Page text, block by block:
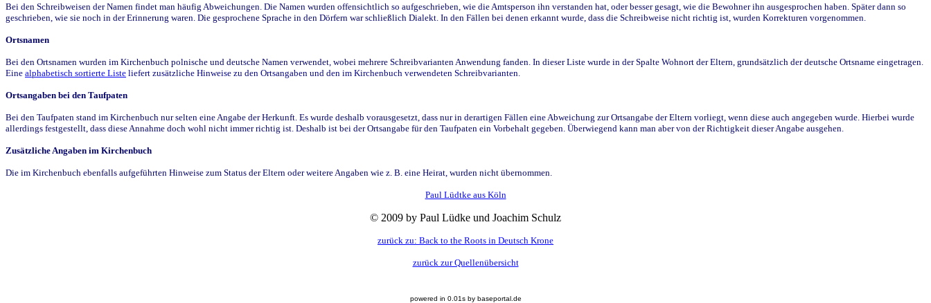
Bei den Schreibweisen der Namen findet man häufig Abweichungen. Die Namen wurden offensichtlich so aufgeschrieben, wie die Amtsperson ihn verstanden hat, oder besser gesagt, wie die Bewohner ihn ausgesprochen haben. Später dann so
geschrieben, wie sie noch in der Erinnerung waren. Die gesprochene Sprache in den Dörfern war schließlich Dialekt. In den Fällen bei denen erkannt wurde, dass die Schreibweise nicht richtig ist, wurden Korrekturen vorgenommen.
Ortsnamen
Bei den Ortsnamen wurden im Kirchenbuch polnische und deutsche Namen verwendet, wobei mehrere Schreibvarianten Anwendung fanden. In dieser Liste wurde in der Spalte Wohnort der Eltern, grundsätzlich der deutsche Ortsname eingetragen.
Eine alphabetisch sortierte Liste liefert zusätzliche Hinweise zu den Ortsangaben und den im Kirchenbuch verwendeten Schreibvarianten.
Ortsangaben bei den Taufpaten
Bei den Taufpaten stand im Kirchenbuch nur selten eine Angabe der Herkunft. Es wurde deshalb vorausgesetzt, dass nur in derartigen Fällen eine Abweichung zur Ortsangabe der Eltern vorliegt, wenn diese auch angegeben wurde. Hierbei wurde
allerdings festgestellt, dass diese Annahme doch wohl nicht immer richtig ist. Deshalb ist bei der Ortsangabe für den Taufpaten ein Vorbehalt gegeben. Überwiegend kann man aber von der Richtigkeit dieser Angabe ausgehen.
Zusätzliche Angaben im Kirchenbuch
Die im Kirchenbuch ebenfalls aufgeführten Hinweise zum Status der Eltern oder weitere Angaben wie z. B. eine Heirat, wurden nicht übernommen.
Paul Lüdtke aus Köln
© 2009 by Paul Lüdke und Joachim Schulz
zurück zu: Back to the Roots in Deutsch Krone
zurück zur Quellenübersicht
powered in 0.01s by baseportal.de